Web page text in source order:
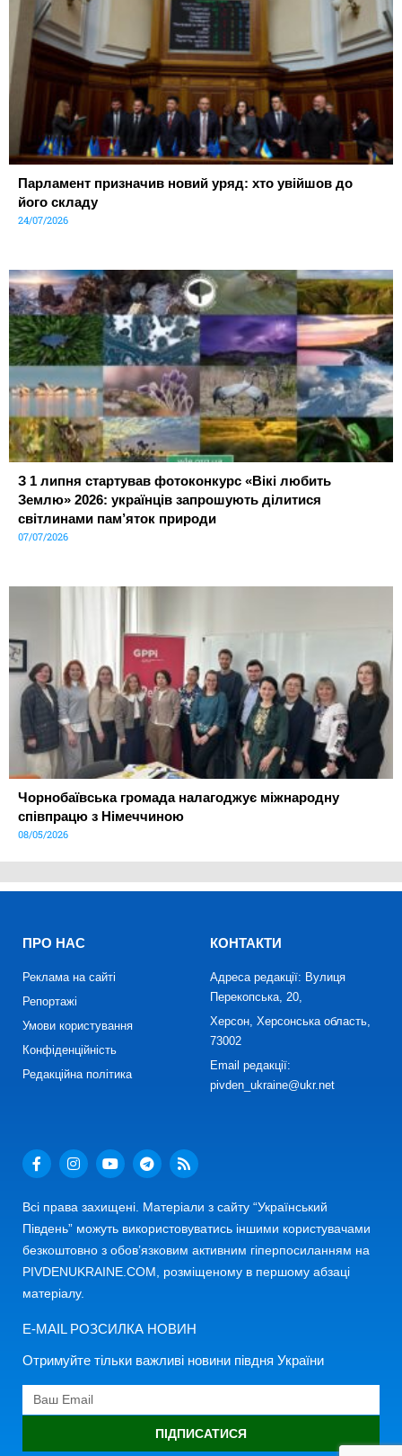
Парламент призначив новий уряд: хто увійшов до
його складу
24/07/2026
З 1 липня стартував фотоконкурс «Вікі любить
Землю» 2026: українців запрошують ділитися
світлинами пам’яток природи
07/07/2026
Чорнобаївська громада налагоджує міжнародну
співпрацю з Німеччиною
08/05/2026
ПРО НАС
Реклама на сайті
Репортажі
Умови користування
Конфіденційність
Редакційна політика
КОНТАКТИ
Адреса редакції: Вулиця
Перекопська, 20,
Херсон, Херсонська область,
73002
Email редакції:
pivden_ukraine@ukr.net
Всі права захищені. Матеріали з сайту “Український
Південь” можуть використовуватись іншими користувачами
безкоштовно з обов’язковим активним гіперпосиланням на
PIVDENUKRAINE.COM, розміщеному в першому абзаці
матеріалу.
E-MAIL РОЗСИЛКА НОВИН
Отримуйте тільки важливі новини півдня України
ПІДПИСАТИСЯ